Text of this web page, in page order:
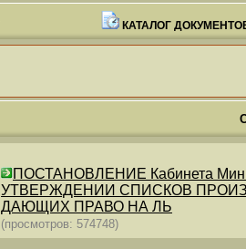
КАТАЛОГ
ПОСТАНОВЛЕНИЕ Кабинета
УТВЕРЖДЕНИИ СПИСКОВ
ДАЮЩИХ ПРАВО НА ЛЬ
(просмотров: 574748)